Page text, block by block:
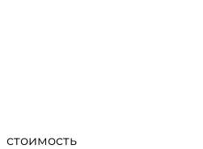
стоимость